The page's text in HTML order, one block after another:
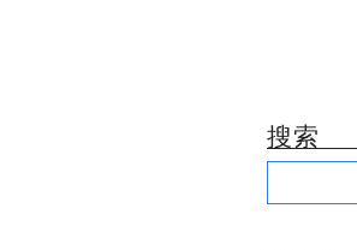
搜索
Search